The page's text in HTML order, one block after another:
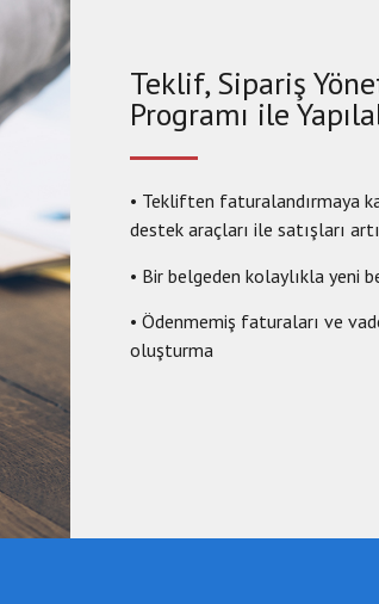
Teklif, Sipariş
Programı ile
• Tekliften faturalandırmaya
destek araçları ile satışları
• Bir belgeden kolaylıkla yeni
• Ödenmemiş faturaları ve
oluşturma